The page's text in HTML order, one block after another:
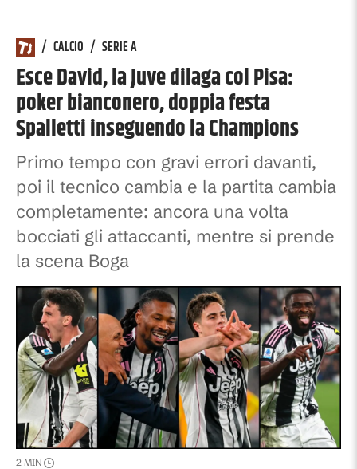
/ CALCIO / SERIE A
Esce David, la Juve dilaga col Pisa:
poker bianconero, doppia festa
Spalletti inseguendo la Champions
Primo tempo con gravi errori davanti,
poi il tecnico cambia e la partita cambia
completamente: ancora una volta
bocciati gli attaccanti, mentre si prende
la scena Boga
2 MIN